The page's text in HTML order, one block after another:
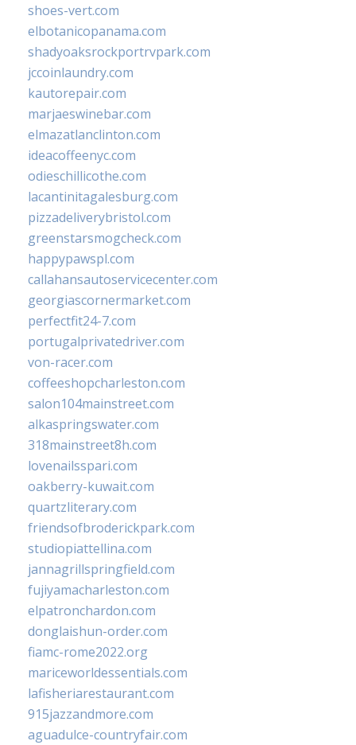
shoes-vert.com
elbotanicopanama.com
shadyoaksrockportrvpark.com
jccoinlaundry.com
kautorepair.com
marjaeswinebar.com
elmazatlanclinton.com
ideacoffeenyc.com
odieschillicothe.com
lacantinitagalesburg.com
pizzadeliverybristol.com
greenstarsmogcheck.com
happypawspl.com
callahansautoservicecenter.com
georgiascornermarket.com
perfectfit24-7.com
portugalprivatedriver.com
von-racer.com
coffeeshopcharleston.com
salon104mainstreet.com
alkaspringswater.com
318mainstreet8h.com
lovenailsspari.com
oakberry-kuwait.com
quartzliterary.com
friendsofbroderickpark.com
studiopiattellina.com
jannagrillspringfield.com
fujiyamacharleston.com
elpatronchardon.com
donglaishun-order.com
fiamc-rome2022.org
mariceworldessentials.com
lafisheriarestaurant.com
915jazzandmore.com
aguadulce-countryfair.com